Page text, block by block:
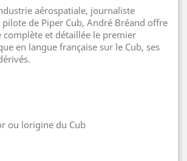
aérospatiale, journaliste
de Piper Cub, André Bréand offre
complète et détaillée le premier
en langue française sur le Cub, ses
ou lorigine du Cub